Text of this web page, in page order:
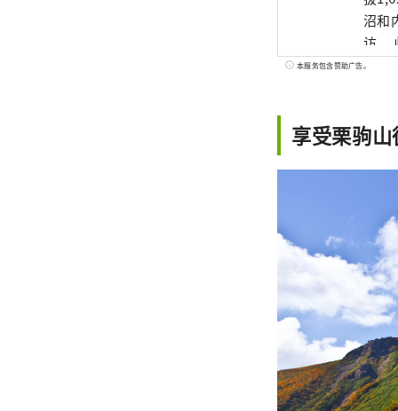
沼和
访。
园风
本服务包含赞助广告。
享受栗驹